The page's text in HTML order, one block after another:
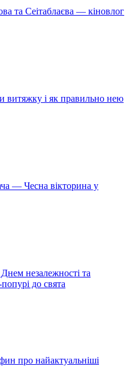
та Сеітаблаєва — кіновлог
витяжку і як правильно нею
— Чесна вікторина у
Днем незалежності та
до свята
про найактуальніші